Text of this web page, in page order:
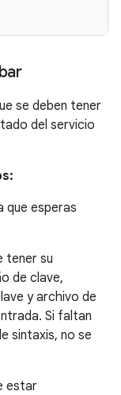
se deben tener
del servicio
que esperas
tener su
de clave,
y archivo de
Si faltan
sintaxis, no se
estar